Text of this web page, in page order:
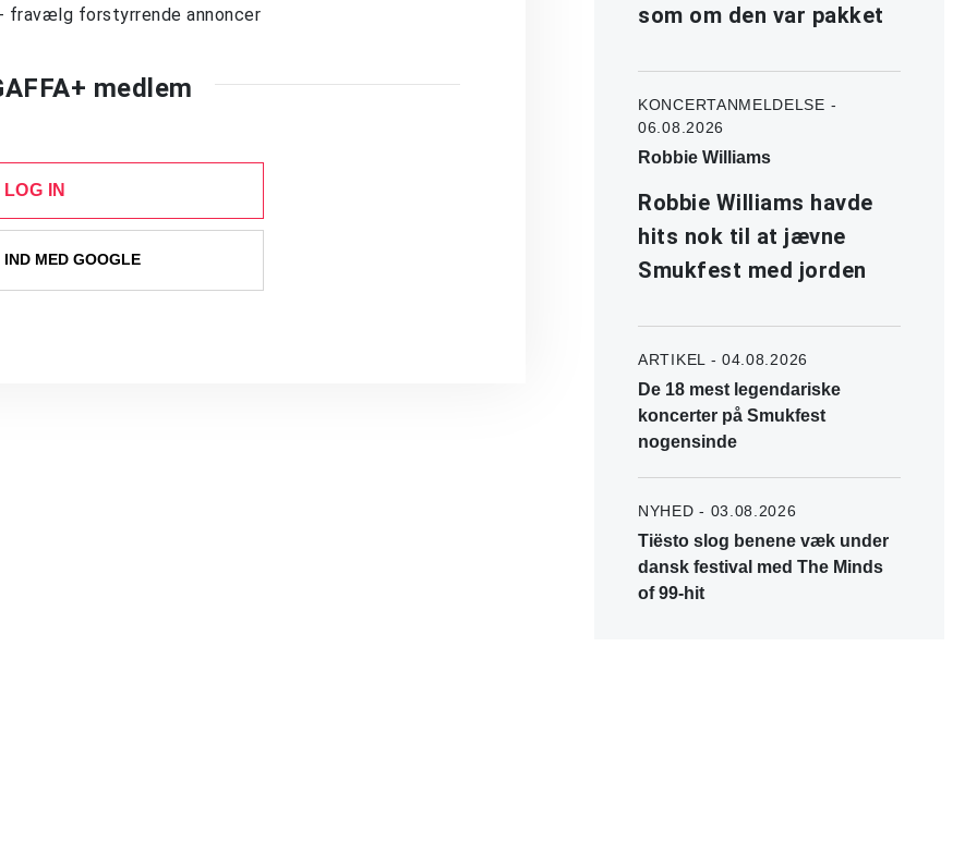
fravælg forstyrrende annoncer
medlem
LOG IN
MED GOOGLE
som om den var pakket
KONCERTANMELDELSE -
06.08.2026
Robbie Williams
Robbie Williams havde
hits nok til at jævne
Smukfest med jorden
ARTIKEL - 04.08.2026
De 18 mest legendariske
koncerter på Smukfest
nogensinde
NYHED - 03.08.2026
Tiësto slog benene væk under
dansk festival med The Minds
of 99-hit